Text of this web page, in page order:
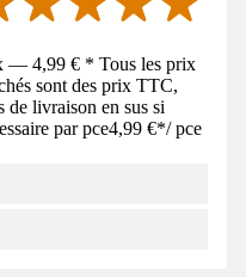
— 4,99 € * Tous les prix
sont des prix TTC,
de livraison en sus si
par pce4,99 €*/ pce